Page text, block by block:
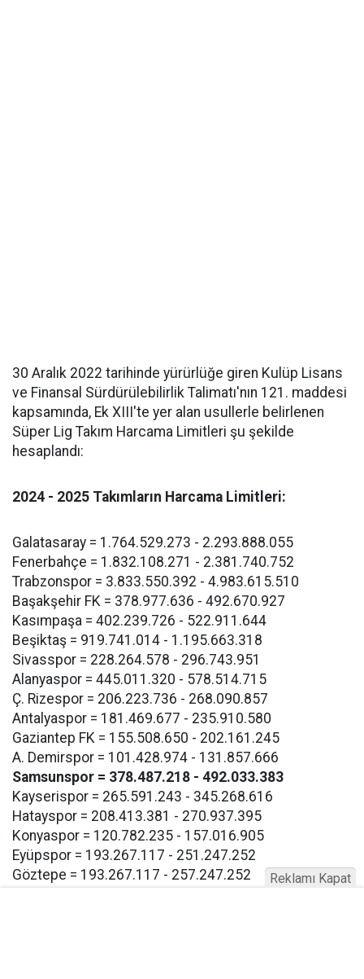
30 Aralık 2022 tarihinde yürürlüğe giren Kulüp Lisans
ve Finansal Sürdürülebilirlik Talimatı'nın 121. maddesi
kapsamında, Ek XIII'te yer alan usullerle belirlenen
Süper Lig Takım Harcama Limitleri şu şekilde
hesaplandı:
2024 - 2025 Takımların Harcama Limitleri:
Galatasaray = 1.764.529.273 - 2.293.888.055
Fenerbahçe = 1.832.108.271 - 2.381.740.752
Trabzonspor = 3.833.550.392 - 4.983.615.510
Başakşehir FK = 378.977.636 - 492.670.927
Kasımpaşa = 402.239.726 - 522.911.644
Beşiktaş = 919.741.014 - 1.195.663.318
Sivasspor = 228.264.578 - 296.743.951
Alanyaspor = 445.011.320 - 578.514.715
Ç. Rizespor = 206.223.736 - 268.090.857
Antalyaspor = 181.469.677 - 235.910.580
Gaziantep FK = 155.508.650 - 202.161.245
A. Demirspor = 101.428.974 - 131.857.666
Samsunspor = 378.487.218 - 492.033.383
Kayserispor = 265.591.243 - 345.268.616
Hatayspor = 208.413.381 - 270.937.395
Konyaspor = 120.782.235 - 157.016.905
Eyüpspor = 193.267.117 - 251.247.252
Göztepe = 193.267.117 - 257.247.252
Reklamı Kapat